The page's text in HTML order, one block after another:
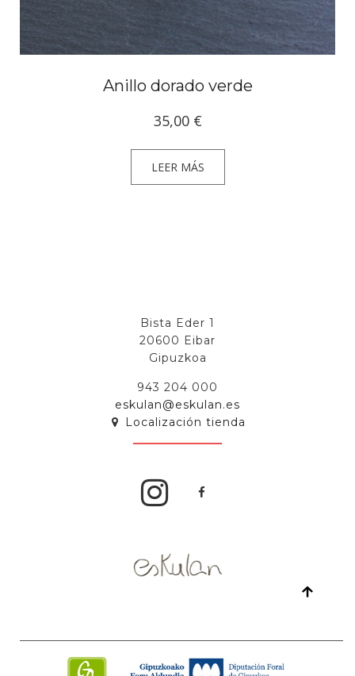
Anillo dorado verde
35,00 €
LEER MÁS
Bista Eder 1
20600 Eibar
Gipuzkoa
943 204 000
eskulan@eskulan.es
Localización tienda